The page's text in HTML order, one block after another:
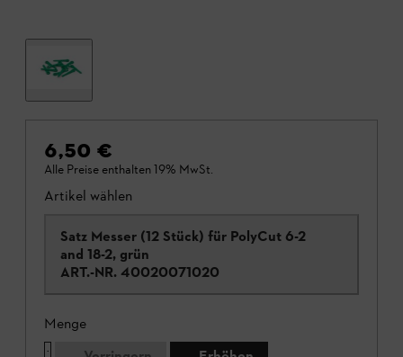
6,50 €
Alle Preise enthalten 19% MwSt.
Artikel wählen
Satz Messer (12 Stück) für PolyCut 6-2
and 18-2, grün
ART.-NR. 40020071020
Menge